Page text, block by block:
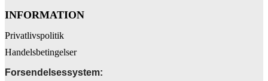
INFORMATION
Privatlivspolitik
Handelsbetingelser
Forsendelsessystem: